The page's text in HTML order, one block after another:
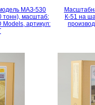
МАЗ-530
тонн), масштаб:
Models, артикул:
К-51 на